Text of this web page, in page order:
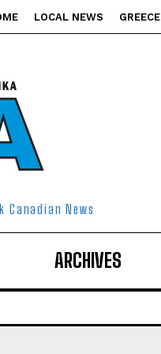
LOCAL NEWS GREECE
Canadian News
ARCHIVES